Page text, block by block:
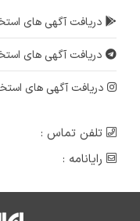
دریافت آگهی های
دریافت آگهی های
دریافت آگهی های
تلفن تماس :
رایانامه :